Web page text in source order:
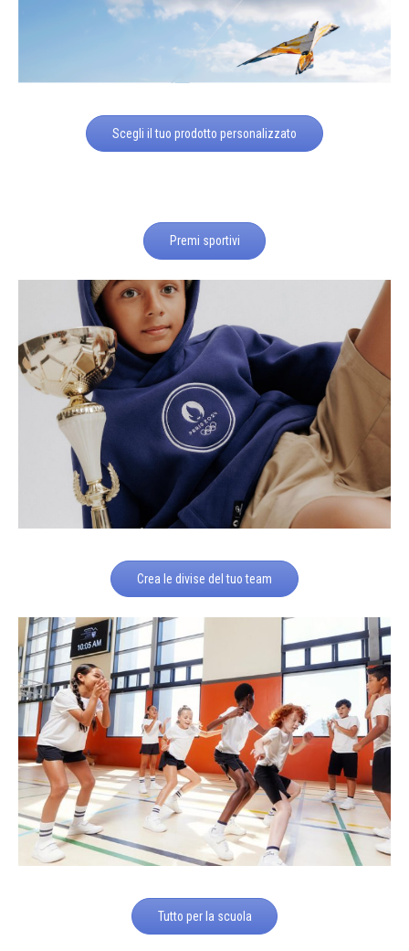
Scegli il tuo prodotto personalizzato
Premi sportivi
Crea le divise del tuo team
Tutto per la scuola